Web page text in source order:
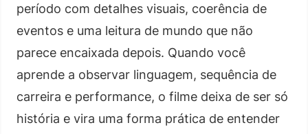
período com detalhes visuais, coerência de
eventos e uma leitura de mundo que não
parece encaixada depois. Quando você
aprende a observar linguagem, sequência de
carreira e performance, o filme deixa de ser só
história e vira uma forma prática de entender